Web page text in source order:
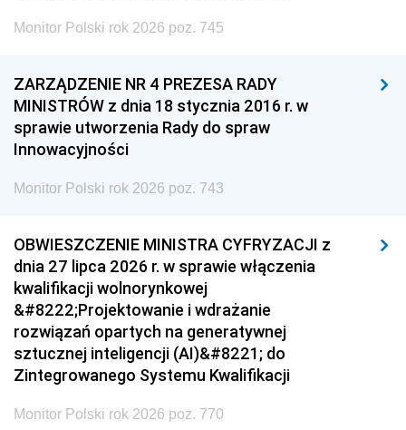
Monitor Polski rok 2026 poz. 745
ZARZĄDZENIE NR 4 PREZESA RADY
MINISTRÓW z dnia 18 stycznia 2016 r. w
sprawie utworzenia Rady do spraw
Innowacyjności
Monitor Polski rok 2026 poz. 743
OBWIESZCZENIE MINISTRA CYFRYZACJI z
dnia 27 lipca 2026 r. w sprawie włączenia
kwalifikacji wolnorynkowej
&#8222;Projektowanie i wdrażanie
rozwiązań opartych na generatywnej
sztucznej inteligencji (AI)&#8221; do
Zintegrowanego Systemu Kwalifikacji
Monitor Polski rok 2026 poz. 770